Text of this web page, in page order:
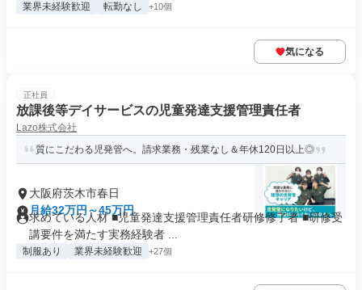
業界未経験歓迎 転勤なし +10個
気になる
正社員
放課後等デイサービスの児童発達支援管理責任者
Lazo株式会社
質にこだわる児発管へ。請求業務・残業なし＆年休120日以上◎
大阪府茨木市春日
月給32万円～45万円
求めている人材 ■児童発達支援管理責任者研修修了者 ■研修受
講要件を満たす実務経験者 ...
制服あり 業界未経験歓迎 +27個